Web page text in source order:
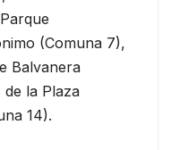
(Comuna 7),
Balvanera
la Plaza
14).